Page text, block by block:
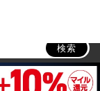
検索